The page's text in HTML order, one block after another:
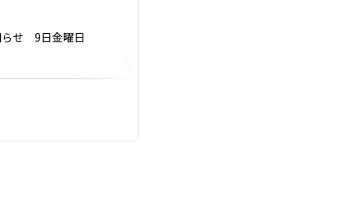
らせ 9日金曜日